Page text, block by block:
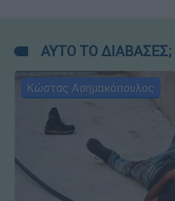
ΑΥΤΟ ΤΟ ΔΙΑΒΑΣΕΣ;
Κώστας Ασημακόπουλος